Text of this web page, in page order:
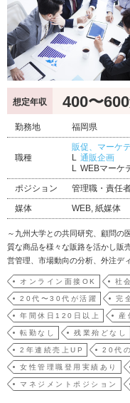
想定年収 400〜600
勤務地 福岡県
職種
販促、マーケ
通販企画
WEBマーケ
ポジション
管理職・責任
媒体
WEB, 紙媒体
～九州大学との共同研究、顧問の
質な商品を様々な販路を活かし販
営管理、市場動向の分析、外注デ
入社後まずは、商品別の客層や属
社３ヶ月ほどで商品知識・会社の
業務を回してい…
オンライン面接OK 社
20代〜30代が活躍 完
年間休日120日以上 産
転勤なし 残業殆どなし
2年連続売上UP 20代
女性管理職登用実績あり
マネジメントポジション